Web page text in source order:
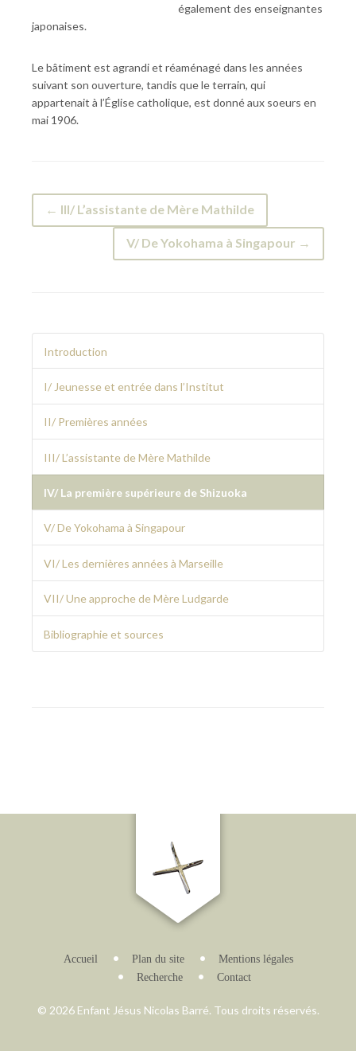
également des enseignantes
japonaises.
Le bâtiment est agrandi et réaménagé dans les années
suivant son ouverture, tandis que le terrain, qui
appartenait à l’Église catholique, est donné aux soeurs en
mai 1906.
← III/ L’assistante de Mère Mathilde
V/ De Yokohama à Singapour →
Introduction
I/ Jeunesse et entrée dans l’Institut
II/ Premières années
III/ L’assistante de Mère Mathilde
IV/ La première supérieure de Shizuoka
V/ De Yokohama à Singapour
VI/ Les dernières années à Marseille
VII/ Une approche de Mère Ludgarde
Bibliographie et sources
Accueil Plan du site
Mentions légales
Recherche
Contact
© 2026 Enfant Jésus Nicolas Barré. Tous droits réservés.